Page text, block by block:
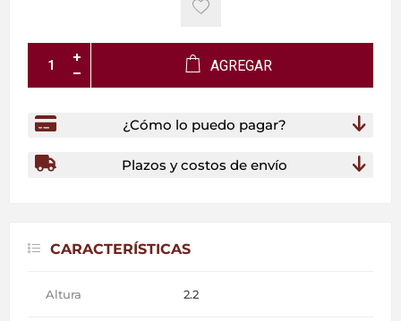
AGREGAR
¿Cómo lo puedo pagar?
Plazos y costos de envío
CARACTERÍSTICAS
Altura 2.2